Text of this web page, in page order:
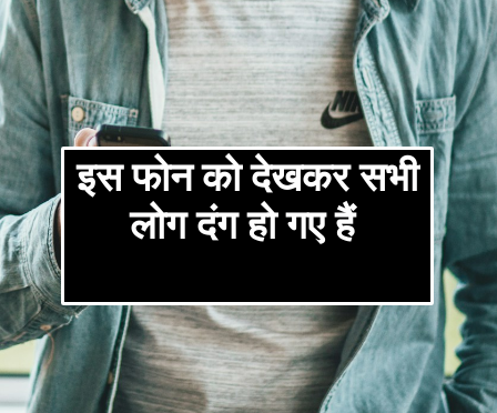
इस फोन को देखकर सभी
लोग दंग हो गए हैं